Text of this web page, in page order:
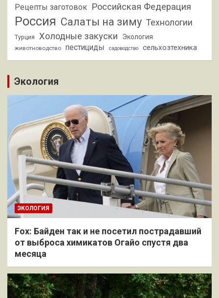
Рецепты заготовок Российская Федерация
Россия Салаты на зиму Технологии
Турция Холодные закуски Экология
животноводство пестициды садоводство сельхозтехника
Экология
ЭКОЛОГИЯ
Fox: Байден так и не посетил пострадавший
от выброса химикатов Огайо спустя два
месяца